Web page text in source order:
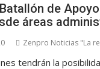
de
áreas
Zenpro Noticias "La
tendrán la